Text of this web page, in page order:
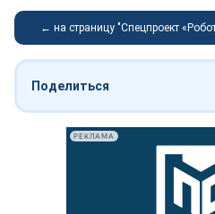
← на страницу "Спецпроект
Поделиться
РЕКЛАМА